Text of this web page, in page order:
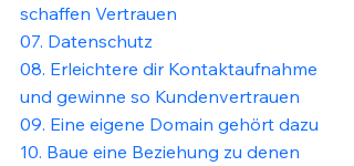
schaffen Vertrauen
07. Datenschutz
08. Erleichtere dir Kontaktaufnahme
und gewinne so Kundenvertrauen
09. Eine eigene Domain gehört dazu
10. Baue eine Beziehung zu denen